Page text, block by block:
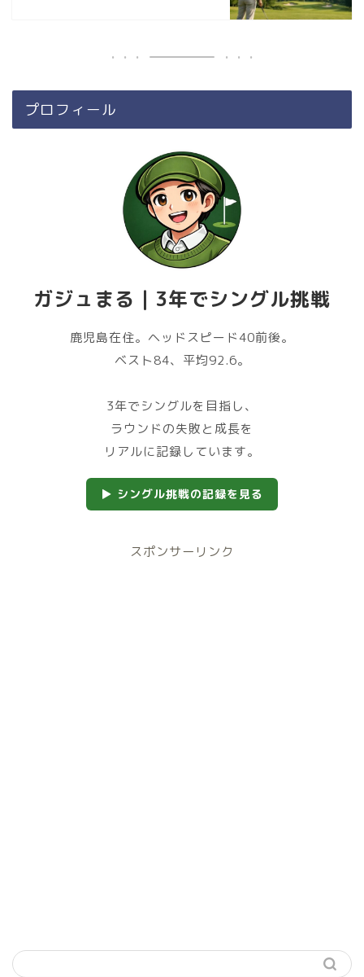
プロフィール
ガジュまる｜3年でシングル挑戦
鹿児島在住。ヘッドスピード40前後。
ベスト84、平均92.6。
3年でシングルを目指し、
ラウンドの失敗と成長を
リアルに記録しています。
▶ シングル挑戦の記録を見る
スポンサーリンク